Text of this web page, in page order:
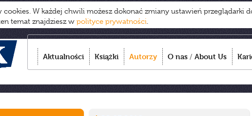
cookies. W każdej chwili możesz dokonać zmiany ustawień przeglądarki
temat znajdziesz w polityce prywatności.
Aktualności Książki Autorzy O nas / About Us